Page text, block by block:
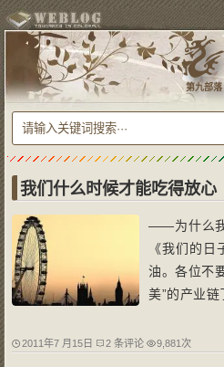
第九部落
我们什么时候才能吃得放心
——为什么
《我们的日
油。各位不
美”的产业
没人听。时
2011年7 月15日 2 条评论 9,881次